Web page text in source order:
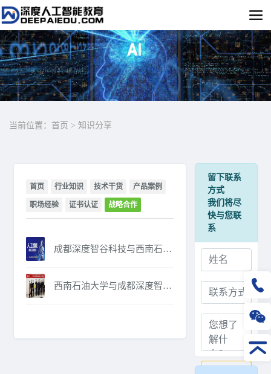
当前位置： 首页 > 知识分享
首页 行业知识 技术干货 产品案例
职场经验 证书认证 战略合作
成都深度智谷科技与西南石油大学人工智能研究院联合申报工信部证书通过
西南石油大学与成都深度智谷科技达成校企合作
留下联系
方式
我们将尽
快与您联
系